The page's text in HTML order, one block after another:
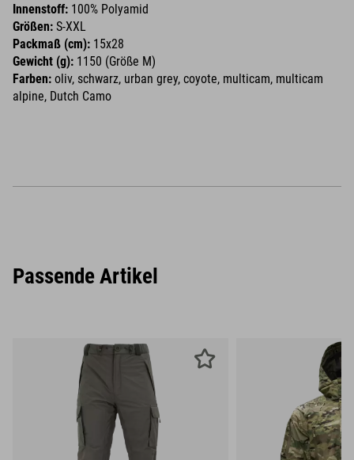
Innenstoff: 100% Polyamid
Größen: S-XXL
Packmaß (cm): 15x28
Gewicht (g): 1150 (Größe M)
Farben: oliv, schwarz, urban grey, coyote, multicam, multicam
alpine, Dutch Camo
Passende Artikel